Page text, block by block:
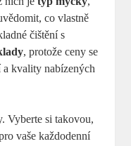
co vlastně
čištění s
, protože ceny se
kvality nabízených
Vyberte si takovou,
vaše každodenní